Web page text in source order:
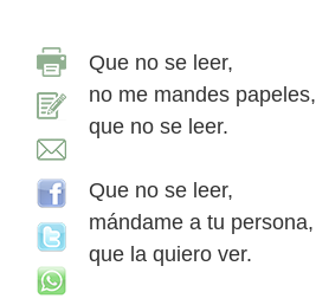
Que no se leer,
no me mandes papeles,
que no se leer.
Que no se leer,
mándame a tu persona,
que la quiero ver.